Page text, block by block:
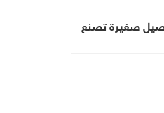
صغيرة تصنع